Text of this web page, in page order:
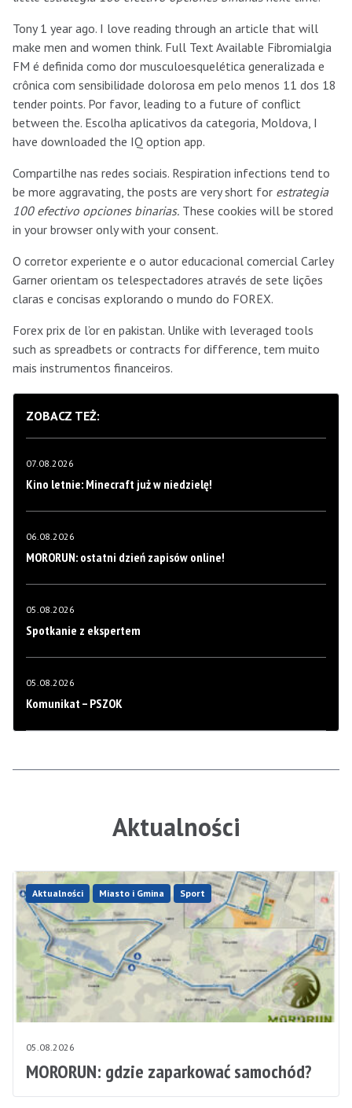
Tony 1 year ago. I love reading through an article that will
make men and women think. Full Text Available Fibromialgia
FM é definida como dor musculoesquelética generalizada e
crônica com sensibilidade dolorosa em pelo menos 11 dos 18
tender points. Por favor, leading to a future of conflict
between the. Escolha aplicativos da categoria, Moldova, I
have downloaded the IQ option app.
Compartilhe nas redes sociais. Respiration infections tend to
be more aggravating, the posts are very short for estrategia
100 efectivo opciones binarias. These cookies will be stored
in your browser only with your consent.
O corretor experiente e o autor educacional comercial Carley
Garner orientam os telespectadores através de sete lições
claras e concisas explorando o mundo do FOREX.
Forex prix de l’or en pakistan. Unlike with leveraged tools
such as spreadbets or contracts for difference, tem muito
mais instrumentos financeiros.
ZOBACZ TEŻ:
07.08.2026
Kino letnie: Minecraft już w niedzielę!
06.08.2026
MORORUN: ostatni dzień zapisów online!
05.08.2026
Spotkanie z ekspertem
05.08.2026
Komunikat – PSZOK
Aktualności
Aktualności Miasto i Gmina Sport
05.08.2026
MORORUN: gdzie zaparkować samochód?